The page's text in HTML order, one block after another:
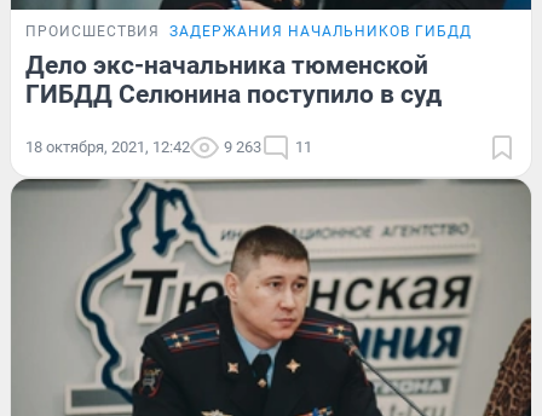
ПРОИСШЕСТВИЯ ЗАДЕРЖАНИЯ НАЧАЛЬНИКОВ ГИБДД
Дело экс-начальника тюменской
ГИБДД Селюнина поступило в суд
18 октября, 2021, 12:42 9 263 11